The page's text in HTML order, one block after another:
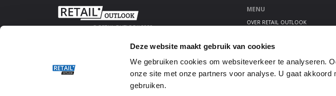
Deze website maakt gebruik van cookies
We gebruiken cookies om websiteverkeer te analyseren.
onze site met onze partners voor analyse. U gaat
gebruiken.
© RETAIL OUTLOOK 2020
MENU
OVER RETAIL OUTLOOK
ALGEMENE VOORWAARDEN
GEBRUIKERSVOORWAARDEN
DISCLAIMER